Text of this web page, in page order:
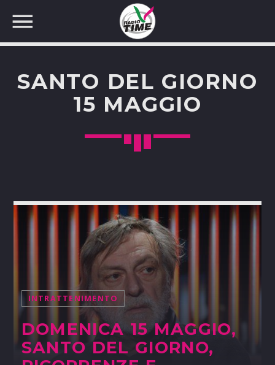
CERCA NEL SITO WEB:
SANTO DEL GIORNO
15 MAGGIO
INTRATTENIMENTO
DOMENICA 15 MAGGIO,
SANTO DEL GIORNO,